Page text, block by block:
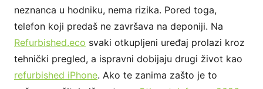
neznanca u hodniku, nema rizika. Pored toga,
telefon koji predaš ne završava na deponiji. Na
Refurbished.eco svaki otkupljeni uređaj prolazi kroz
tehnički pregled, a ispravni dobijaju drugi život kao
refurbished iPhone. Ako te zanima zašto je to